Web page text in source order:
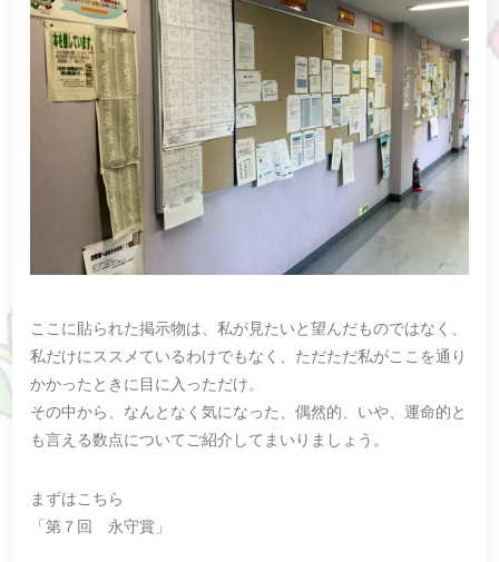
ここに貼られた掲示物は、私が見たいと望んだものではなく、
私だけにススメているわけでもなく、ただただ私がここを通り
かかったときに目に入っただけ。
その中から、なんとなく気になった、偶然的、いや、運命的と
も言える数点についてご紹介してまいりましょう。
まずはこちら
「第７回 永守賞」